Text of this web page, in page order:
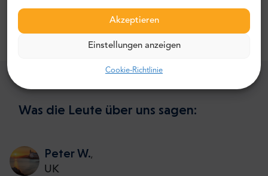
Akzeptieren
Einstellungen anzeigen
Cookie-Richtlinie
kommen viele der Millionen von Touristen, die die Insel
die Insel. Und davon gibt es unzählige!
Was die Leute über uns sagen:
Peter W.,
UK